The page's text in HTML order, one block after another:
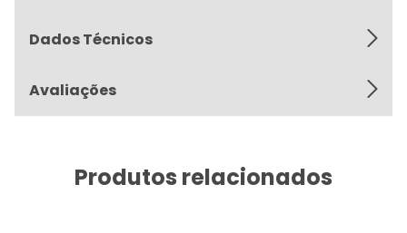
Dados Técnicos
Avaliações
Produtos relacionados